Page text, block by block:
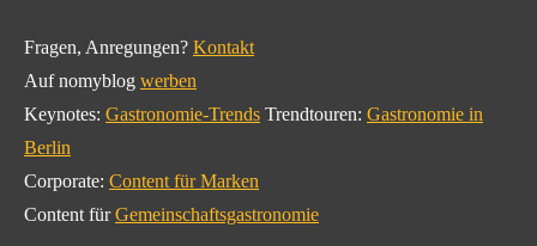
Fragen, Anregungen? Kontakt
Auf nomyblog werben
Keynotes: Gastronomie-Trends Trendtouren: Gastronomie in
Berlin
Corporate: Content für Marken
Content fürGemeinschaftsgastronomie